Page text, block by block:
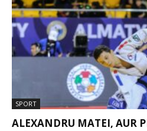
SPORT
ALEXANDRU MATEI, AUR